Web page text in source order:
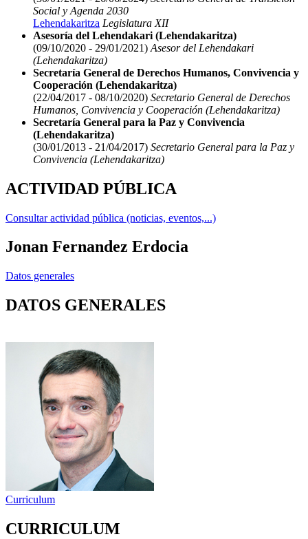
Social y Agenda 2030
Lehendakaritza Legislatura XII
Asesoría del Lehendakari (Lehendakaritza)
(09/10/2020 - 29/01/2021) Asesor del Lehendakari
(Lehendakaritza)
Secretaría General de Derechos Humanos, Convivencia y
Cooperación (Lehendakaritza)
(22/04/2017 - 08/10/2020) Secretario General de Derechos
Humanos, Convivencia y Cooperación (Lehendakaritza)
Secretaría General para la Paz y Convivencia
(Lehendakaritza)
(30/01/2013 - 21/04/2017) Secretario General para la Paz y
Convivencia (Lehendakaritza)
ACTIVIDAD PÚBLICA
Consultar actividad pública (noticias, eventos,...)
Jonan Fernandez Erdocia
Datos generales
DATOS GENERALES
Curriculum
CURRICULUM